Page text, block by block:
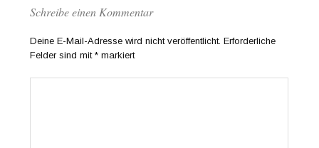
Schreibe einen Kommentar
Deine E-Mail-Adresse wird nicht veröffentlicht. Erforderliche
Felder sind mit* markiert